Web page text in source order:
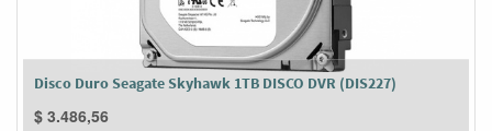
Disco Duro Seagate Skyhawk 1TB DISCO DVR (DIS227)
$ 3.486,56